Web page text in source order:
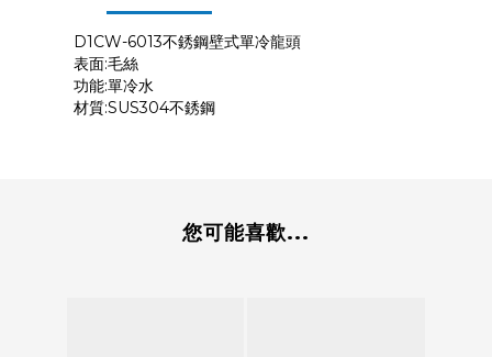
D1CW-6013不銹鋼壁式單冷龍頭
表面:毛絲
功能:單冷水
材質:SUS304不銹鋼
您可能喜歡...